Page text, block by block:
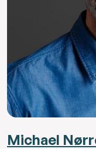
Michael